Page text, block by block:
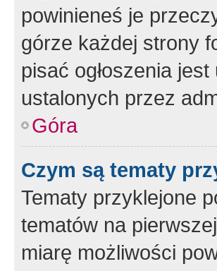
powinieneś je
górze każdej strony
pisać ogłoszenia
ustalonych przez
Góra
Czym są tematy
Tematy przyklejone
tematów na
miarę możliwości